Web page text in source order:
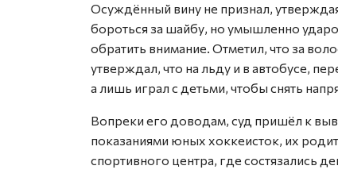
Осуждённый вину не признал,
бороться за шайбу, но умышленно
обратить внимание. Отметил, что за
утверждал, что на льду и в автобусе,
а лишь играл с детьми, чтобы снять
Вопреки его доводам, суд пришёл к
показаниями юных хоккеисток, их
спортивного центра, где состязались